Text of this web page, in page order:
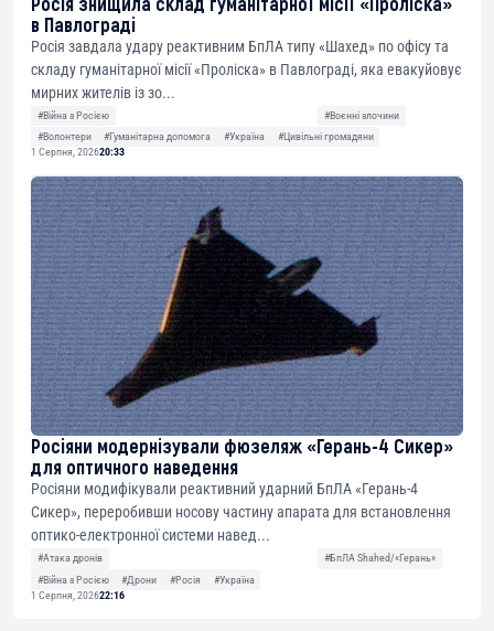
в Павлограді
Росія завдала удару реактивним БпЛА типу «Шахед» по офісу та
складу гуманітарної місії «Проліска» в Павлограді, яка евакуйовує
мирних жителів із зо...
#Війна з Росією
#Воєнні злочини
#Волонтери
#Гуманітарна допомога #Україна
#Цивільні громадяни
1 Серпня, 202620:33
Росіяни модернізували фюзеляж «Герань-4 Сикер»
для оптичного наведення
Росіяни модифікували реактивний ударний БпЛА «Герань-4
Сикер», переробивши носову частину апарата для встановлення
оптико-електронної системи навед...
#Атака дронів
#БпЛА Shahed/«Герань»
#Війна з Росією
#Дрони #Росія
#Україна
1 Серпня, 202622:16